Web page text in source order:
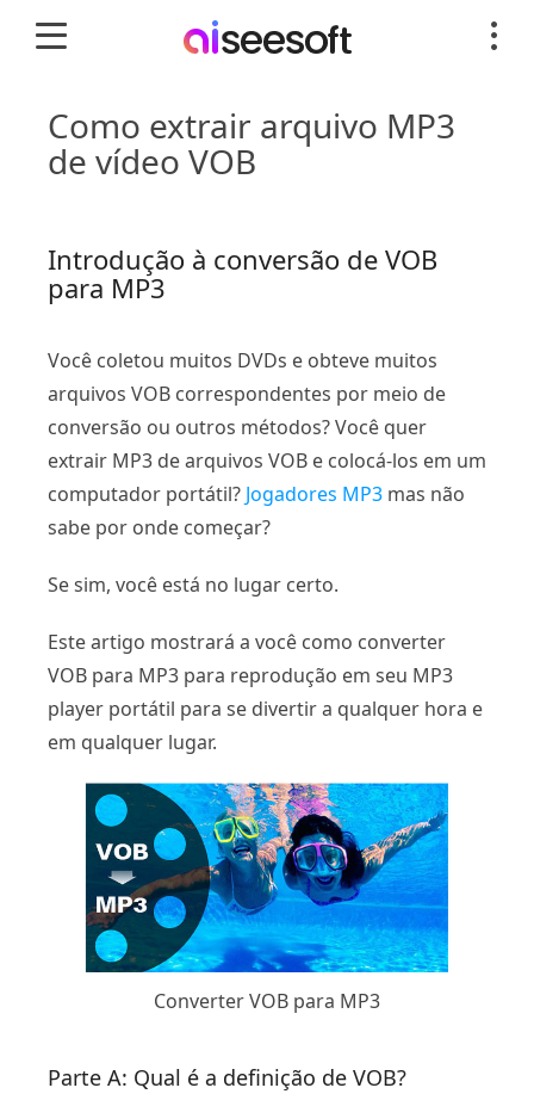
Como extrair arquivo MP3
de vídeo VOB
Introdução à conversão de VOB
para MP3
Você coletou muitos DVDs e obteve muitos
arquivos VOB correspondentes por meio de
conversão ou outros métodos? Você quer
extrair MP3 de arquivos VOB e colocá-los em um
computador portátil? Jogadores MP3 mas não
sabe por onde começar?
Se sim, você está no lugar certo.
Este artigo mostrará a você como converter
VOB para MP3 para reprodução em seu MP3
player portátil para se divertir a qualquer hora e
em qualquer lugar.
Converter VOB para MP3
Parte A: Qual é a definição de VOB?